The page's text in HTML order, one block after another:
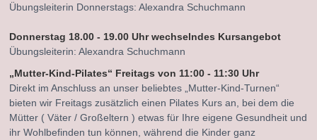
Übungsleiterin Donnerstags: Alexandra Schuchmann
Donnerstag 18.00 - 19.00 Uhr wechselndes Kursangebot
Übungsleiterin: Alexandra Schuchmann
„Mutter-Kind-Pilates“ Freitags von 11:00 - 11:30 Uhr
Direkt im Anschluss an unser beliebtes „Mutter-Kind-Turnen“
bieten wir Freitags zusätzlich einen Pilates Kurs an, bei dem die
Mütter ( Väter / Großeltern ) etwas für Ihre eigene Gesundheit und
ihr Wohlbefinden tun können, während die Kinder ganz